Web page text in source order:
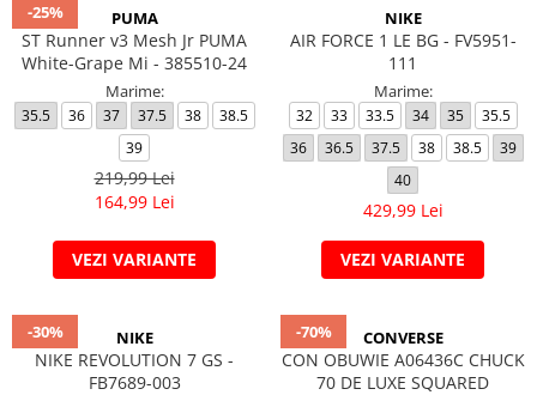
-25% PUMA
ST Runner v3 Mesh Jr PUMA
White-Grape Mi - 385510-24
Marime:
35.5 36 37 37.5 38
38.5
39
219,99 Lei
164,99 Lei
VEZI VARIANTE
NIKE
AIR FORCE 1 LE BG - FV5951-
111
Marime:
32 33 33.5 34 35
35.5
36
36.5 37.5 38 38.5
39
40
429,99 Lei
VEZI VARIANTE
-30% NIKE
NIKE REVOLUTION 7 GS -
FB7689-003
-70% CONVERSE
CON OBUWIE A06436C CHUCK
70 DE LUXE SQUARED